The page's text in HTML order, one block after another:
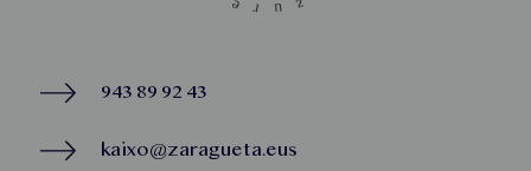
943 89 92 43
kaixo@zaragueta.eus